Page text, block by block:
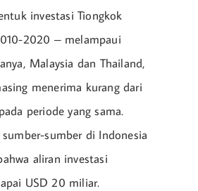
investasi Tiongkok
2020 – melampaui
Malaysia dan Thailand,
menerima kurang dari
periode yang sama.
sumber di Indonesia
aliran investasi
USD 20 miliar.